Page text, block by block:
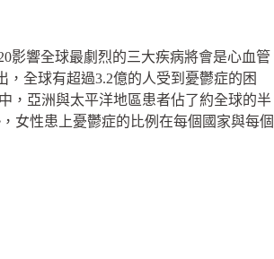
影響全球最劇烈的三大疾病將會是心血管
，全球有超過3.2億的人受到憂鬱症的困
，亞洲與太平洋地區患者佔了約全球的半
女性患上憂鬱症的比例在每個國家與每個